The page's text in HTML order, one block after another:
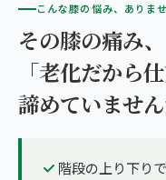
こんな膝の悩み、ありま
その膝の痛み、
「老化だから
諦めていませ
階段の上り下り